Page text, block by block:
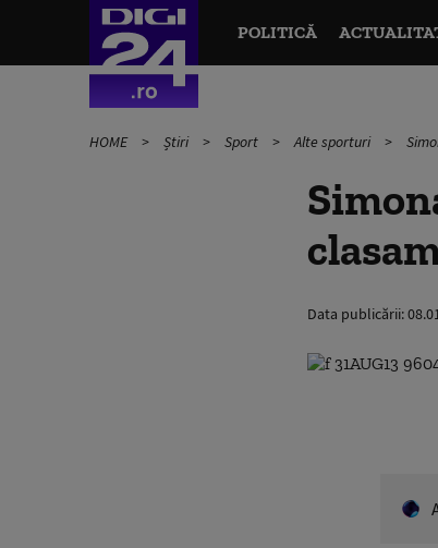
POLITICĂ
HOME Știri Sport Alte sporturi
Data publicării: